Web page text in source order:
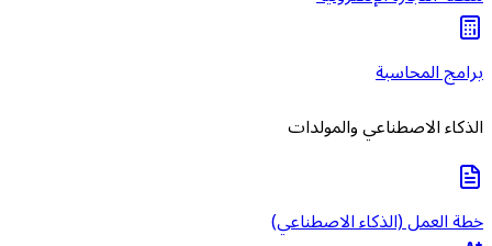
برامج المحاسبة
الذكاء الاصطناعي والمولدات
خطة العمل (الذكاء الاصطناعي)